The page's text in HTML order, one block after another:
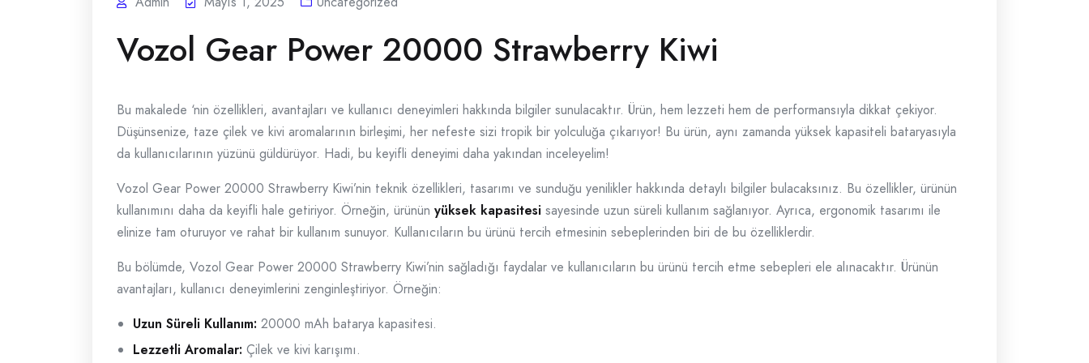
Vozol Gear Power 20000 Strawberry Kiwi
Bu makalede ‘nin özellikleri, avantajları ve kullanıcı deneyimleri hakkında bilgiler sunulacaktır. Ürün, hem lezzeti hem de performansıyla dikkat çekiyor.
Düşünsenize, taze çilek ve kivi aromalarının birleşimi, her nefeste sizi tropik bir yolculuğa çıkarıyor! Bu ürün, aynı zamanda yüksek kapasiteli bataryasıyla
da kullanıcılarının yüzünü güldürüyor. Hadi, bu keyifli deneyimi daha yakından inceleyelim!
Vozol Gear Power 20000 Strawberry Kiwi’nin teknik özellikleri, tasarımı ve sunduğu yenilikler hakkında detaylı bilgiler bulacaksınız. Bu özellikler, ürünün
kullanımını daha da keyifli hale getiriyor. Örneğin, ürünün yüksek kapasitesi sayesinde uzun süreli kullanım sağlanıyor. Ayrıca, ergonomik tasarımı ile
elinize tam oturuyor ve rahat bir kullanım sunuyor. Kullanıcıların bu ürünü tercih etmesinin sebeplerinden biri de bu özelliklerdir.
Bu bölümde, Vozol Gear Power 20000 Strawberry Kiwi’nin sağladığı faydalar ve kullanıcıların bu ürünü tercih etme sebepleri ele alınacaktır. Ürünün
avantajları, kullanıcı deneyimlerini zenginleştiriyor. Örneğin:
Uzun Süreli Kullanım: 20000 mAh batarya kapasitesi.
Lezzetli Aromalar: Çilek ve kivi karışımı.